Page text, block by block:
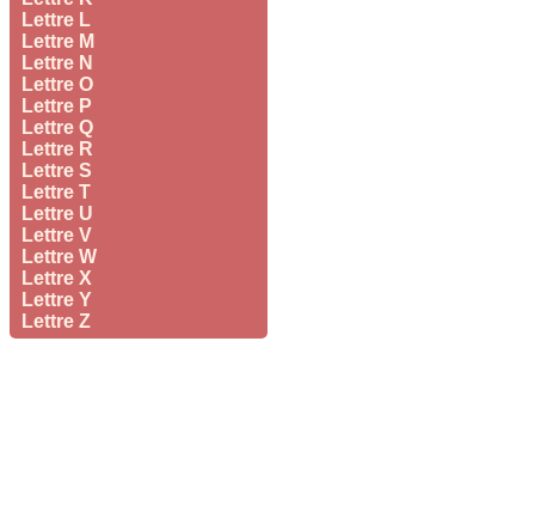
Lettre L
Lettre M
Lettre N
Lettre O
Lettre P
Lettre Q
Lettre R
Lettre S
Lettre T
Lettre U
Lettre V
Lettre W
Lettre X
Lettre Y
Lettre Z